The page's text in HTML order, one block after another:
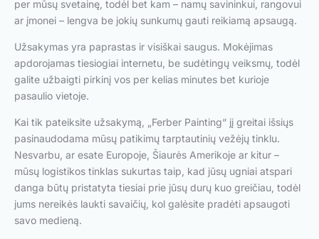
per mūsų svetainę, todėl bet kam – namų savininkui, rangovui
ar įmonei – lengva be jokių sunkumų gauti reikiamą apsaugą.
Užsakymas yra paprastas ir visiškai saugus. Mokėjimas
apdorojamas tiesiogiai internetu, be sudėtingų veiksmų, todėl
galite užbaigti pirkinį vos per kelias minutes bet kurioje
pasaulio vietoje.
Kai tik pateiksite užsakymą, „Ferber Painting“ jį greitai išsiųs
pasinaudodama mūsų patikimų tarptautinių vežėjų tinklu.
Nesvarbu, ar esate Europoje, Šiaurės Amerikoje ar kitur –
mūsų logistikos tinklas sukurtas taip, kad jūsų ugniai atspari
danga būtų pristatyta tiesiai prie jūsų durų kuo greičiau, todėl
jums nereikės laukti savaičių, kol galėsite pradėti apsaugoti
savo medieną.